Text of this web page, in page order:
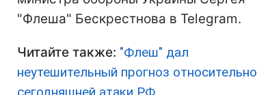
"Флеша" Бескрестнова в Telegram.
Читайте также: "Флеш" дал
неутешительный прогноз относительно